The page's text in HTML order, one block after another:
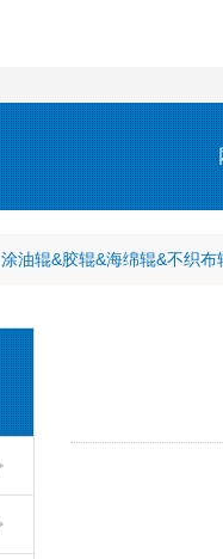
涂油辊&胶辊&海绵辊&不织布